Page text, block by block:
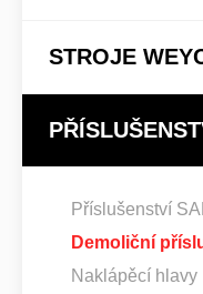
STROJE
Příslušenství
Demoliční
Naklápěcí hlavy